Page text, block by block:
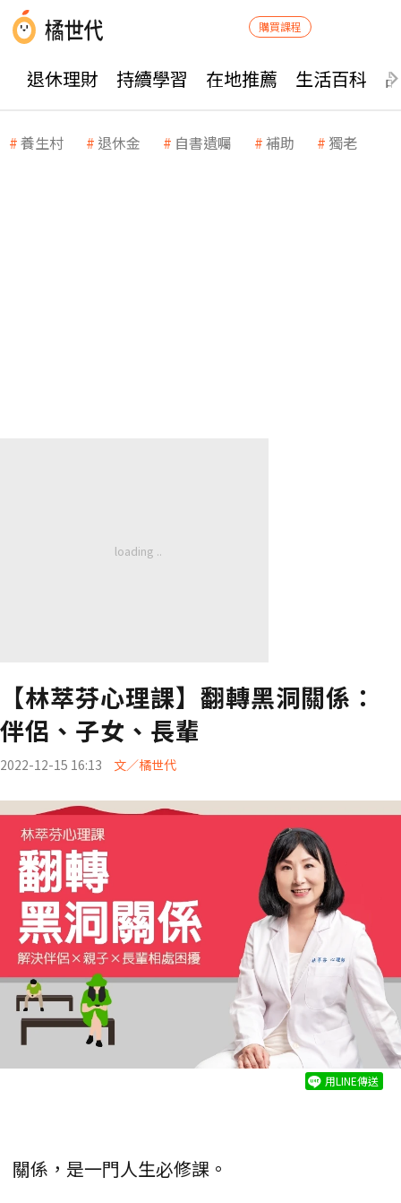
購買課程
退休理財 持續學習 在地推薦 生活百科
養生村 退休金 自書遺囑 補助 獨老
【林萃芬心理課】翻轉黑洞關係：
伴侶、子女、長輩
2022-12-15 16:13 文／橘世代
用LINE傳送
關係，是一門人生必修課。